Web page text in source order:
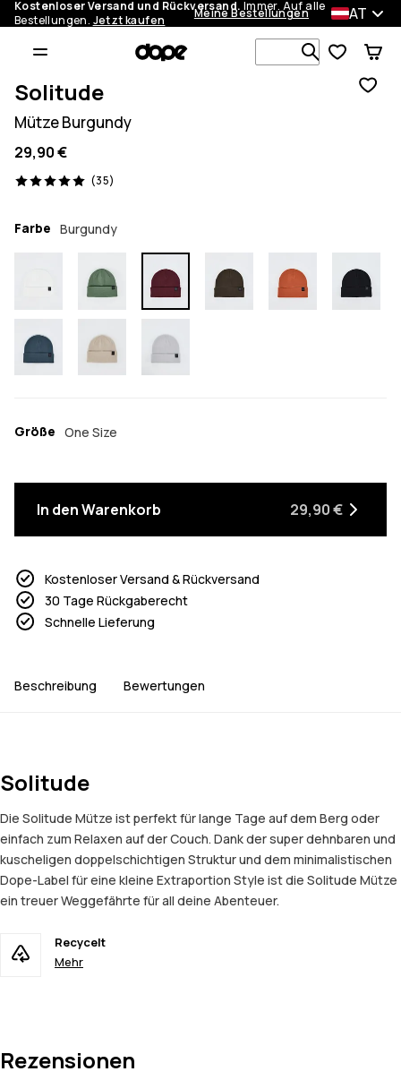
Kostenloser Versand und Rückversand. Immer. Auf alle
Bestellungen. Jetzt kaufen Meine Bestellungen AT
Solitude
Mütze Burgundy
29,90 €
(35)
35 Reviews, 5/5
Farbe Burgundy
Größe One Size
In den Warenkorb 29,90 €
Kostenloser Versand & Rückversand
30 Tage Rückgaberecht
Schnelle Lieferung
Beschreibung Bewertungen
Solitude
Die Solitude Mütze ist perfekt für lange Tage auf dem Berg oder
einfach zum Relaxen auf der Couch. Dank der super dehnbaren und
kuscheligen doppelschichtigen Struktur und dem minimalistischen
Dope-Label für eine kleine Extraportion Style ist die Solitude Mütze
ein treuer Weggefährte für all deine Abenteuer.
Recycelt
Mehr
Rezensionen